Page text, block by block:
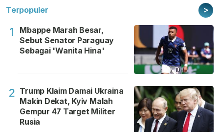
Terpopuler >
1
Mbappe Marah Besar,
Sebut Senator Paraguay
Sebagai 'Wanita Hina'
2 Trump Klaim Damai Ukraina
Makin Dekat, Kyiv Malah
Gempur 47 Target Militer
Rusia